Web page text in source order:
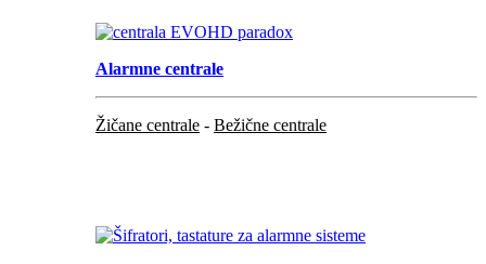
Alarmne centrale
Žičane centrale - Bežične centrale